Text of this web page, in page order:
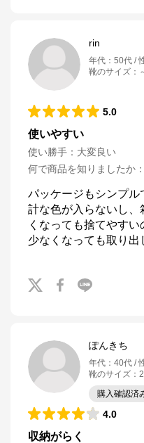
rin
年代 ： 50代
靴のサイズ ：
5.0
使いやすい
使い勝手 ： 大変良い
何で商品を知りましたか ：
パッケージもシンプル
計な色が入らないし、
くなっても捨てやすい
少なくなっても取り出
ぽんきち
年代 ： 40代
靴のサイズ ：
購入確認済
4.0
収納がらく